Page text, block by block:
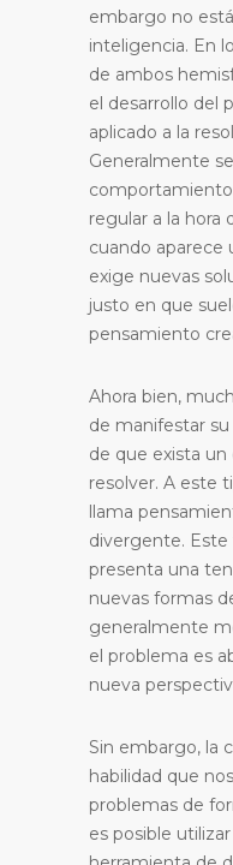
embargo no
inteligencia. En
de ambos
el desarrollo del
aplicado a la
Generalmente
regular a la hora
cuando aparece
exige nuevas
justo en que
pensamiento
Ahora bien,
de manifestar
de que exista
resolver. A este
llama
divergente.
presenta una
nuevas formas
generalmente
el problema es
nueva
Sin embargo, la
habilidad que
problemas de
es posible